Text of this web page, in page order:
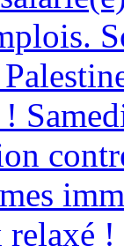
relaxé !